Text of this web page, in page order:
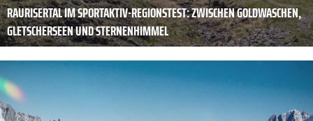
RAURISERTAL IM SPORTAKTIV-REGIONSTEST: ZWISCHEN GOLDWASCHEN,
GLETSCHERSEEN UND STERNENHIMMEL